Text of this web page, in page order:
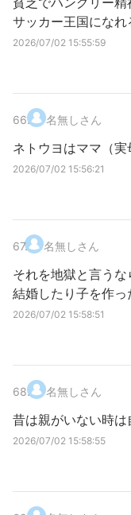
サッカー王国になれ
2026/07/02 15:55:59
66. 名無しさん
ネトウヨはママ（
2026/07/02 15:56:21
67. 名無しさん
それを地獄と言うな
結婚したり子を作
2026/07/02 15:58:51
68. 名無しさん
昔は親がいない時
2026/07/02 15:58:55